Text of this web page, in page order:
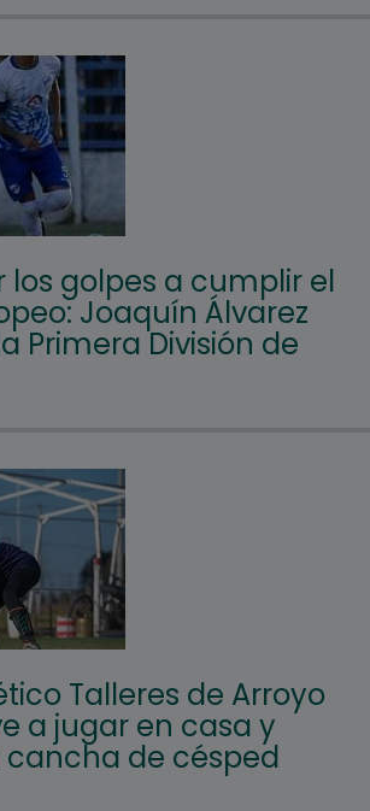
los golpes a cumplir el
Joaquín Álvarez
Primera División de
Talleres de Arroyo
a jugar en casa y
cancha de césped